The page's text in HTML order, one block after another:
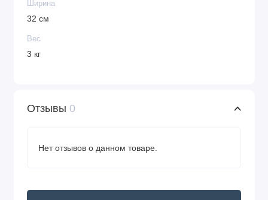
Ширина
32 см
Вес
3 кг
Отзывы 0
Нет отзывов о данном товаре.